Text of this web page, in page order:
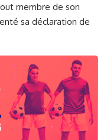
membre de son
sa déclaration de